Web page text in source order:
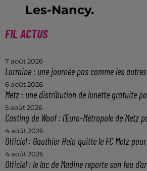
Les-Nancy.
FIL ACTUS
7 août 2026
Lorraine : une journée pas comme les
6 août 2026
Metz : une distribution de lunette gratuite
5 août 2026
Casting de Woof : l'Euro-Métropole de Metz
4 août 2026
Officiel : Gauthier Hein quitte le FC Metz pour
4 août 2026
Officiel : le lac de Madine reporte son feu